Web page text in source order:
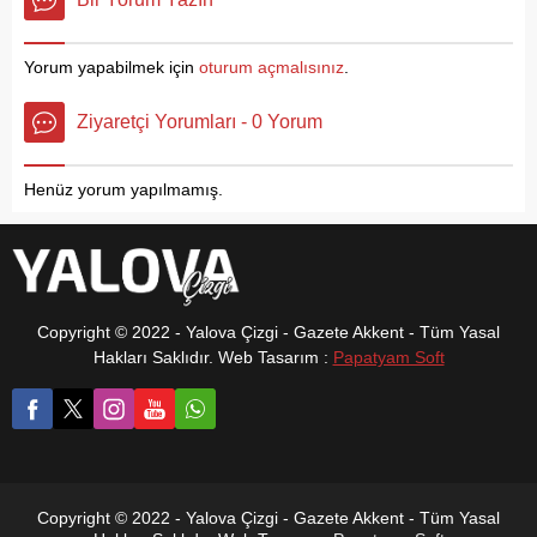
kurtardı. 112 Acil Çağrı
Kasım 2024 tarihinde saat
19.30 sıralarında Merkez
ilçe Sugören Köyü Höyük
Tepe mevkiinde K.C. adlı
Mimari ve Mimarlık’ konulu
‘Gençler, şehirler için iklim
Ekimi (Urban...
Yorum yapabilmek için oturum açmalısınız
Ziyaretçi Yorumları - 0 Yorum
Henüz yorum yapılmamış.
Copyright © 2022 - Yalova Çizgi - Gazete Akkent - Tüm Yasal
Hakları Saklıdır. Web Tasarım : Papatyam Soft
Copyright © 2022 - Yalova Çizgi - Gazete Akkent - Tüm Yasal